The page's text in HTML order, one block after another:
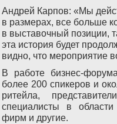
Андрей Карпов: «Мы
в размерах, все больше
в выставочный позиции,
эта история будет
видно, что мероприятие
В работе бизнес-
более 200 спикеров и
ритейла,
специалисты в области
фирм и другие.